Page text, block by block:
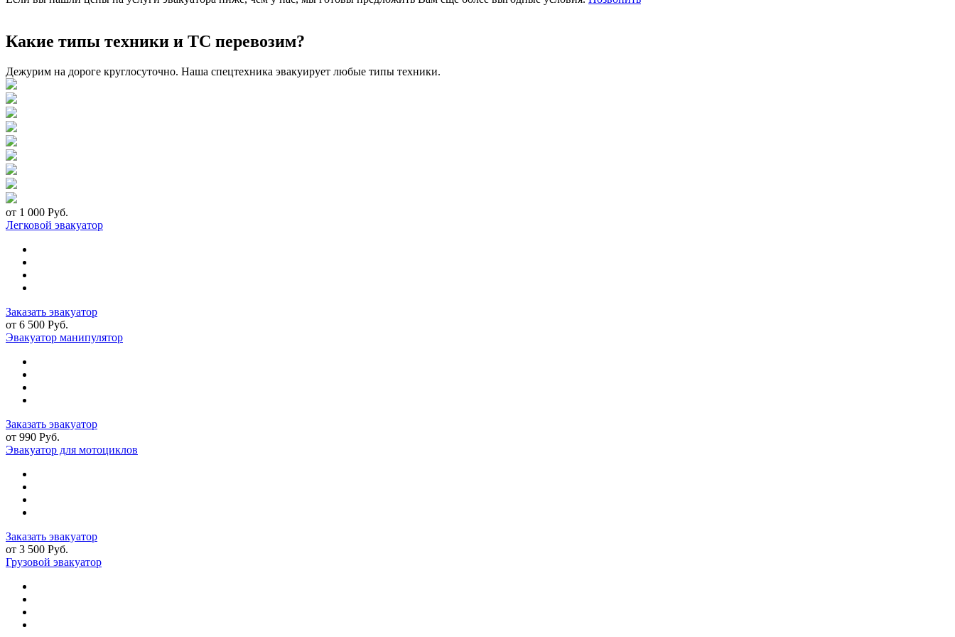
Какие типы техники и ТС перевозим?
Дежурим на дороге круглосуточно. Наша спецтехника эвакуирует любые типы техники.
от 1 000 Руб.
Легковой эвакуатор
Заказать эвакуатор
от 6 500 Руб.
Эвакуатор манипулятор
Заказать эвакуатор
от 990 Руб.
Эвакуатор для мотоциклов
Заказать эвакуатор
от 3 500 Руб.
Грузовой эвакуатор